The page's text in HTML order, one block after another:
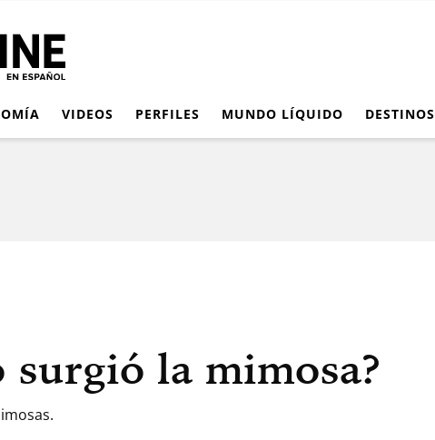
VIDEOS PERFILES MUNDO LÍQUIDO DESTINOS
surgió la mimosa?